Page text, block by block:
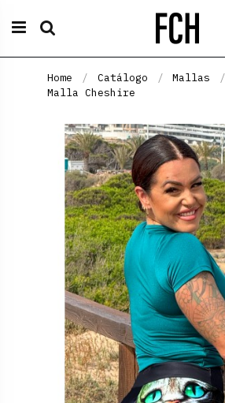
Home Catálogo
Mallas
Malla Cheshire